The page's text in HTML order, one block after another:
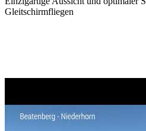
Gleitschirmfliegen